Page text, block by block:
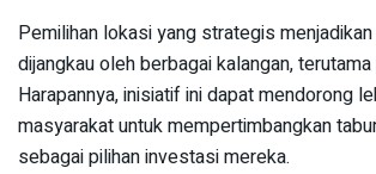
Pemilihan lokasi yang strategis
dijangkau oleh berbagai kalangan,
Harapannya, inisiatif ini dapat mendorong
masyarakat untuk mempertimbangkan
sebagai pilihan investasi mereka.